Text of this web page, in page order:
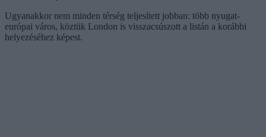
Ugyanakkor nem minden térség teljesített jobban: több nyugat-
európai város, köztük London is visszacsúszott a listán a korábbi
helyezéséhez képest.